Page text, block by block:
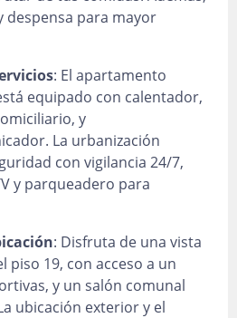
despensa para mayor
: El apartamento
equipado con calentador,
y
La urbanización
con vigilancia 24/7,
y parqueadero para
: Disfruta de una vista
piso 19, con acceso a un
y un salón comunal
ubicación exterior y el